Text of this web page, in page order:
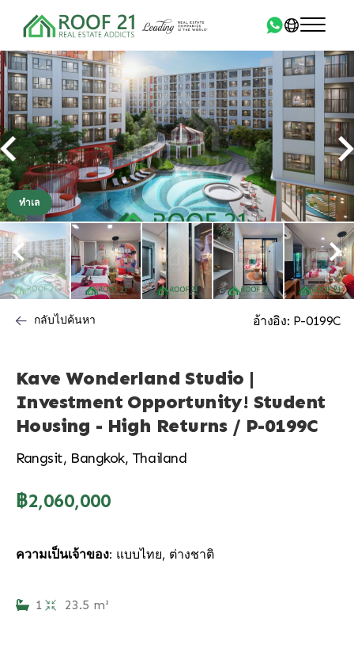
ทำเล
กลับไปค้นหา อ้างอิง: P-0199C
Kave Wonderland Studio |
Investment Opportunity! Student
Housing - High Returns / P-0199C
Rangsit, Bangkok, Thailand
฿2,060,000
ความเป็นเจ้าของ: แบบไทย, ต่างชาติ
1 23.5 m²